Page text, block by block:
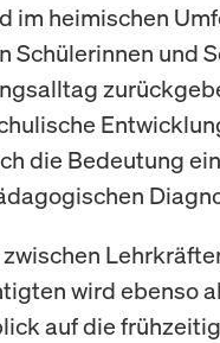
im heimischen
und
die Bedeutung
wird ebenso
auf die